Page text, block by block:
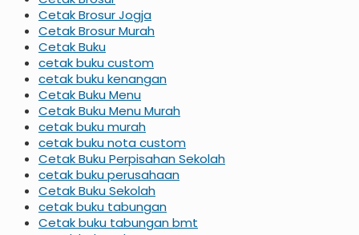
Cetak Brosur Jogja
Cetak Brosur Murah
Cetak Buku
cetak buku custom
cetak buku kenangan
Cetak Buku Menu
Cetak Buku Menu Murah
cetak buku murah
cetak buku nota custom
Cetak Buku Perpisahan Sekolah
cetak buku perusahaan
Cetak Buku Sekolah
cetak buku tabungan
Cetak buku tabungan bmt